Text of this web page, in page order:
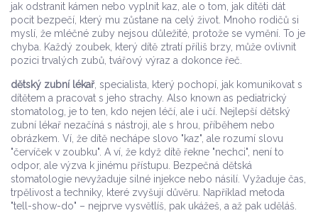
jak odstranit kámen nebo vyplnit kaz, ale o tom, jak dítěti dát
pocit bezpečí, který mu zůstane na celý život. Mnoho rodičů si
myslí, že mléčné zuby nejsou důležité, protože se vymění. To je
chyba. Každý zoubek, který dítě ztratí příliš brzy, může ovlivnit
pozici trvalých zubů, tvářový výraz a dokonce řeč.
dětský zubní lékař, specialista, který pochopí, jak komunikovat s
dítětem a pracovat s jeho strachy . Also known as pediatrický
stomatolog , je to ten, kdo nejen léčí, ale i učí. Nejlepší dětský
zubní lékař nezačíná s nástroji, ale s hrou, příběhem nebo
obrázkem. Ví, že dítě nechápe slovo "kaz", ale rozumí slovu
"červíček v zoubku". A ví, že když dítě řekne "nechci", není to
odpor, ale výzva k jinému přístupu.
Bezpečná dětská
stomatologie nevyžaduje silné injekce nebo násilí. Vyžaduje čas,
trpělivost a techniky, které zvyšují důvěru. Například metoda
"tell-show-do" – nejprve vysvětlíš, pak ukážeš, a až pak uděláš.